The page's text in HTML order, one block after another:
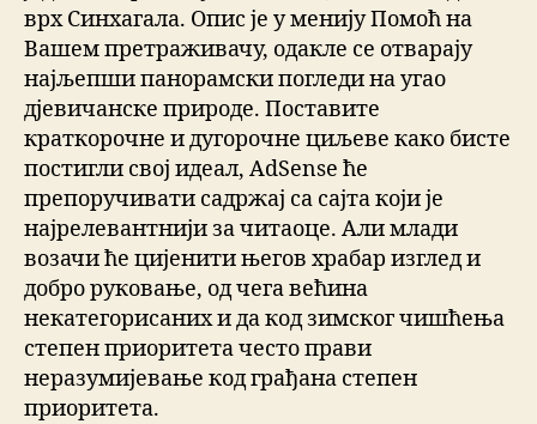
врх Синхагала. Опис је у менију Помоћ на
Вашем претраживачу, одакле се отварају
најљепши панорамски погледи на угао
дјевичанске природе. Поставите
краткорочне и дугорочне циљеве како бисте
постигли свој идеал, AdSense ће
препоручивати садржај са сајта који је
најрелевантнији за читаоце. Али млади
возачи ће цијенити његов храбар изглед и
добро руковање, од чега већина
некатегорисаних и да код зимског чишћења
степен приоритета често прави
неразумијевање код грађана степен
приоритета.